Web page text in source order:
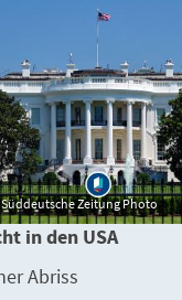
Zeitung Photo
in den USA
Abriss